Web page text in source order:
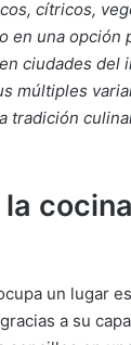
cítricos,
en una opción
ciudades del
múltiples
tradición
la
un lugar
a su